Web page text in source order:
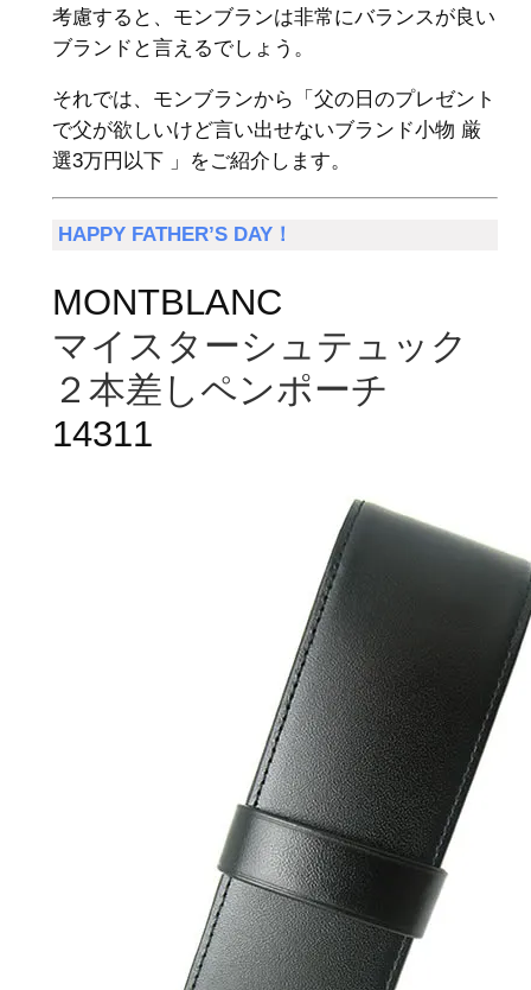
考慮すると、モンブランは非常にバランスが良い
ブランドと言えるでしょう。
それでは、モンブランから「父の日のプレゼント
で父が欲しいけど言い出せないブランド小物 厳
選3万円以下 」をご紹介します。
HAPPY FATHER’S DAY！
MONTBLANC
マイスターシュテュック
２本差しペンポーチ
14311